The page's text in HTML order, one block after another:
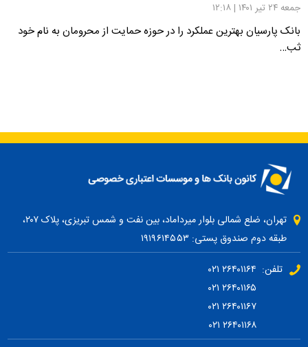
جمعه ۲۴ تیر ۱۴۰۱ | ۱۲:۱۸
بانک پارسیان بهترین عملکرد را در حوزه حمایت از محرومان به نام خود
ثب…
تهران، ضلع شمالی بلوار میرداماد، بین نفت و شمس تبریزی، پلاک ۲۰۷،
طبقه دوم صندوق پستی: ۱۹۱۹۶۱۴۵۵۳
تلفن: ۲۶۴۰۱۱۶۴ ۰۲۱
۲۶۴۰۱۱۶۷ ۰۲۱
۲۶۴۰۱۱۶۸ ۰۲۱